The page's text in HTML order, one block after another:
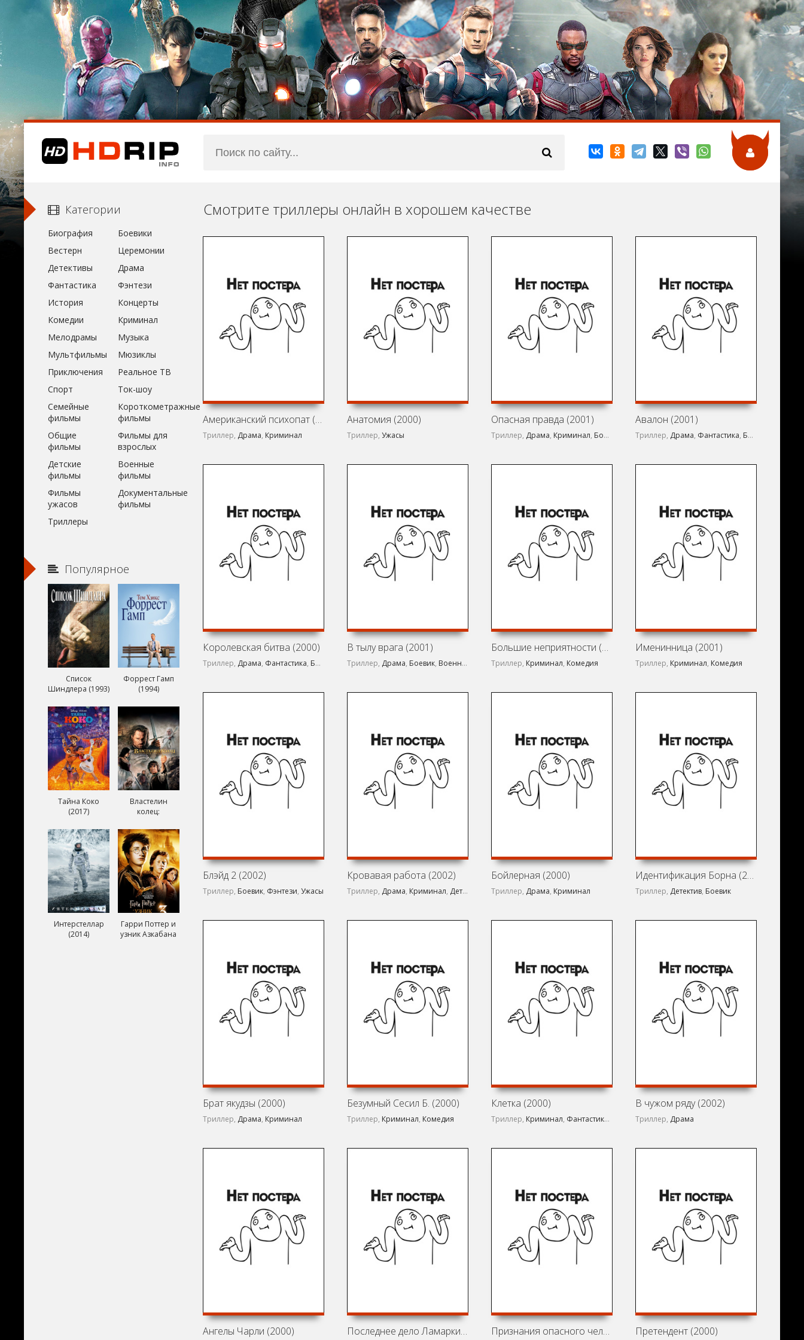
Смотрите триллеры онлайн в хорошем качестве
Американский психопат (2000)
Триллер, Драма, Криминал
Анатомия (2000)
Триллер,Ужасы
Опасная правда (2001)
Триллер, Драма, Криминал, Боевик
Авалон (2001)
Триллер, Драма, Фантастика, Боевик
Королевская битва (2000)
Триллер, Драма, Фантастика, Боевик
В тылу врага (2001)
Триллер, Драма, Боевик, Военный
Большие неприятности (2001)
Триллер, Криминал, Комедия
Именинница (2001)
Триллер, Криминал, Комедия
Блэйд 2 (2002)
Триллер, Боевик, Фэнтези,Ужасы
Кровавая работа (2002)
Триллер, Драма, Криминал, Детектив Боевик
Бойлерная (2000)
Триллер, Драма, Криминал
Идентификация Борна (2002)
Триллер, Детектив, Боевик
Брат якудзы (2000)
Триллер, Драма, Криминал
Безумный Сесил Б. (2000)
Триллер, Криминал, Комедия
Клетка (2000)
Триллер, Криминал, Фантастика ,
В чужом ряду (2002)
Триллер, Драма
Ангелы Чарли (2000) Последнее дело Ламарки (2002) Признания опасного человека (2002) Претендент (2000)
Категории
Биография
Боевики
Вестерн
Церемонии
Детективы
Драма
Фантастика
Фэнтези
История
Концерты
Комедии
Криминал
Мелодрамы
Музыка
Мультфильмы
Мюзиклы
Приключения
Реальное ТВ
Спорт
Ток-шоу
Семейные
фильмы
Короткометражные
фильмы
Общие
фильмы
Фильмы для
взрослых
Детские
фильмы
Военные
фильмы
Фильмы
ужасов
Документальные
фильмы
Триллеры
Популярное
Список
Шиндлера (1993)
Форрест Гамп
(1994)
Тайна Коко
(2017)
Властелин
колец:
короля (2003)
Интерстеллар
(2014)
Гарри Поттер и
узник Азкабана